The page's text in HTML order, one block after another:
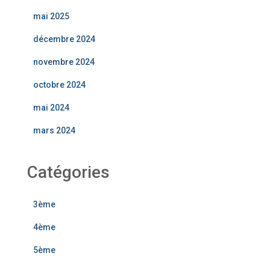
mai 2025
décembre 2024
novembre 2024
octobre 2024
mai 2024
mars 2024
Catégories
3ème
4ème
5ème